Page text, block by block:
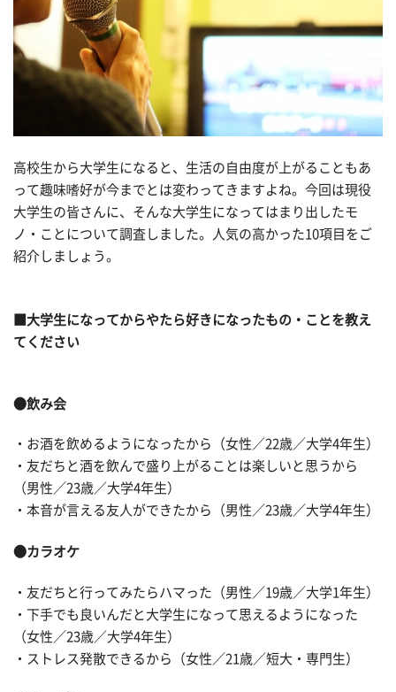
高校生から大学生になると、生活の自由度が上がることもあ
って趣味嗜好が今までとは変わってきますよね。今回は現役
大学生の皆さんに、そんな大学生になってはまり出したモ
ノ・ことについて調査しました。人気の高かった10項目をご
紹介しましょう。
■大学生になってからやたら好きになったもの・ことを教え
てください
●飲み会
・お酒を飲めるようになったから（女性／22歳／大学4年生）
・友だちと酒を飲んで盛り上がることは楽しいと思うから
（男性／23歳／大学4年生）
・本音が言える友人ができたから（男性／23歳／大学4年生）
●カラオケ
・友だちと行ってみたらハマった（男性／19歳／大学1年生）
・下手でも良いんだと大学生になって思えるようになった
（女性／23歳／大学4年生）
・ストレス発散できるから（女性／21歳／短大・専門生）